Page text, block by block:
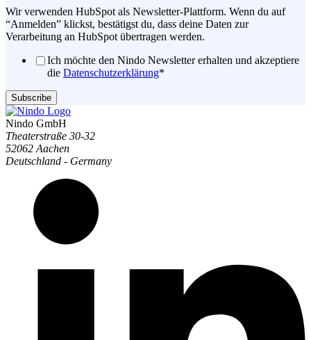
Wir verwenden HubSpot als Newsletter-Plattform. Wenn du auf
“Anmelden” klickst, bestätigst du, dass deine Daten zur
Verarbeitung an HubSpot übertragen werden.
Ich möchte den Nindo Newsletter erhalten und akzeptiere
die Datenschutzerklärung*
Nindo GmbH
Theaterstraße 30-32
52062 Aachen
Deutschland - Germany